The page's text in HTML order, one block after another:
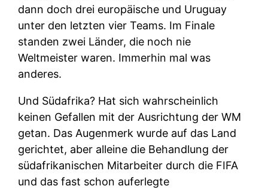
dann doch drei europäische und Uruguay
unter den letzten vier Teams. Im Finale
standen zwei Länder, die noch nie
Weltmeister waren. Immerhin mal was
anderes.
Und Südafrika? Hat sich wahrscheinlich
keinen Gefallen mit der Ausrichtung der WM
getan. Das Augenmerk wurde auf das Land
gerichtet, aber alleine die Behandlung der
südafrikanischen Mitarbeiter durch die FIFA
und das fast schon auferlegte